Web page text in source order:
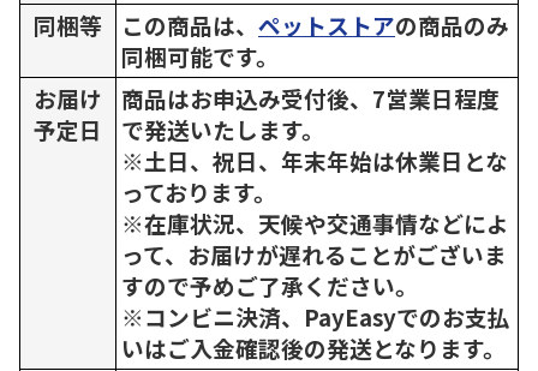
同梱等
この商品は、 ペットストアの商品のみ
同梱可能です。
お届け
予定日
商品はお申込み受付後、7営業日程度
で発送いたします。
※土日、祝日、年末年始は休業日とな
っております。
※在庫状況、天候や交通事情などによ
って、お届けが遅れることがございま
すので予めご了承ください。
※コンビニ決済、PayEasyでのお支払
いはご入金確認後の発送となります。